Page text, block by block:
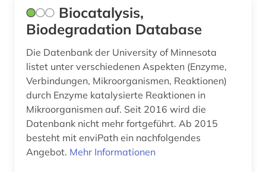
peptidase (1)
periodensystem (2)
permakultur (1)
pestizid (3)
pflanzenschutz (1)
pflegewissenschaft (1)
Biocatalysis,
Biodegradation Database
Die Datenbank der University of Minnesota
listet unter verschiedenen Aspekten (Enzyme,
Verbindungen, Mikroorganismen, Reaktionen)
durch Enzyme katalysierte Reaktionen in
Mikroorganismen auf. Seit 2016 wird die
Datenbank nicht mehr fortgeführt. Ab 2015
besteht mit enviPath ein nachfolgendes
Angebot. Mehr Informationen